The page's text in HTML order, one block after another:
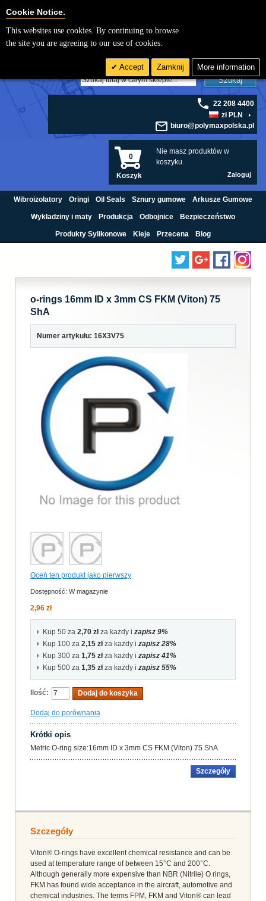
Szukaj
22 208 4400
zł PLN
biuro@polymaxpolska.pl
Nie masz produktów w
koszyku.
0
Koszyk Zaloguj
Wibroizolatory Oringi Oil Seals Sznury gumowe Arkusze Gumowe
Wykładziny i maty Produkcja Odbojnice Bezpieczeństwo
Produkty Sylikonowe Kleje Przecena Blog
o-rings 16mm ID x 3mm CS FKM (Viton) 75
ShA
Numer artykułu: 16X3V75
Oceń ten produkt jako pierwszy
Dostępność: W magazynie
2,96 zł
Kup 50 za 2,70 złza każdy i zapisz 9%
Kup 100 za 2,15 złza każdy i zapisz 28%
Kup 300 za 1,75 złza każdy i zapisz 41%
Kup 500 za 1,35 złza każdy i zapisz 55%
Ilość: Dodaj do koszyka
Dodaj do porównania
Krótki opis
Metric O-ring size:16mm ID x 3mm CS FKM (Viton) 75 ShA
Szczegóły
Szczegóły
Viton® O-rings have excellent chemical resistance and can be
used at temperature range of between 15°C and 200°C.
Although generally more expensive than NBR (Nitrile) O rings,
FKM has found wide acceptance in the aircraft, automotive and
chemical industries. The terms FPM, FKM and Viton® can lead
Cookie Notice.
This websites use cookies. By continuing to browse
the site you are agreeing to our use of cookies.
Accept Zamknij More information
Cookie Settings